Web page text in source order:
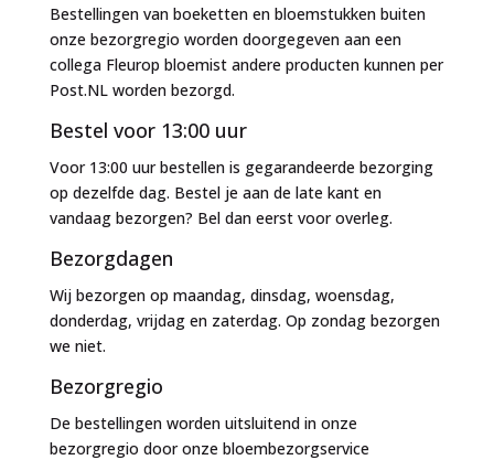
Bestellingen van boeketten en bloemstukken buiten
onze bezorgregio worden doorgegeven aan een
collega Fleurop bloemist andere producten kunnen per
Post.NL worden bezorgd.
Bestel voor 13:00 uur
Voor 13:00 uur bestellen is gegarandeerde bezorging
op dezelfde dag. Bestel je aan de late kant en
vandaag bezorgen? Bel dan eerst voor overleg.
Bezorgdagen
Wij bezorgen op maandag, dinsdag, woensdag,
donderdag, vrijdag en zaterdag. Op zondag bezorgen
we niet.
Bezorgregio
De bestellingen worden uitsluitend in onze
bezorgregio door onze bloembezorgservice